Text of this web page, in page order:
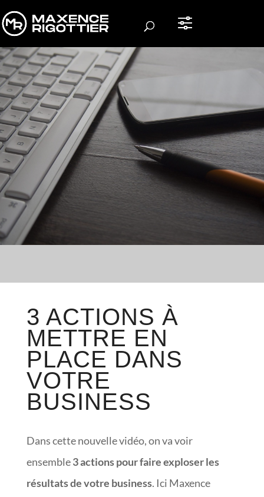
3 ACTIONS À
METTRE EN
PLACE DANS
VOTRE
BUSINESS
Dans cette nouvelle vidéo, on va voir
ensemble3 actions pour faire exploser les
résultats de votre business. Ici Maxence